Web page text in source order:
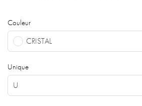
Couleur
CRISTAL
Unique
U